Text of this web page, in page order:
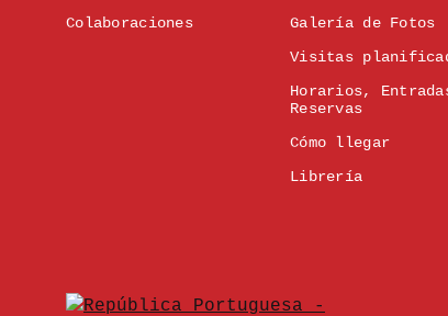
Colaboraciones
Galería de Fotos
Visitas
Horarios,
Reservas
Cómo llegar
Librería